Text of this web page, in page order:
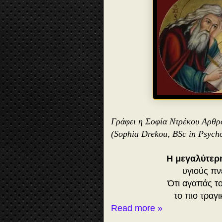
Γράφει η Σοφία Ντρέκου
(Sophia Drekou, BSc in
Η
υγιούς
Ότι αγαπάς
το πιο
Read more »